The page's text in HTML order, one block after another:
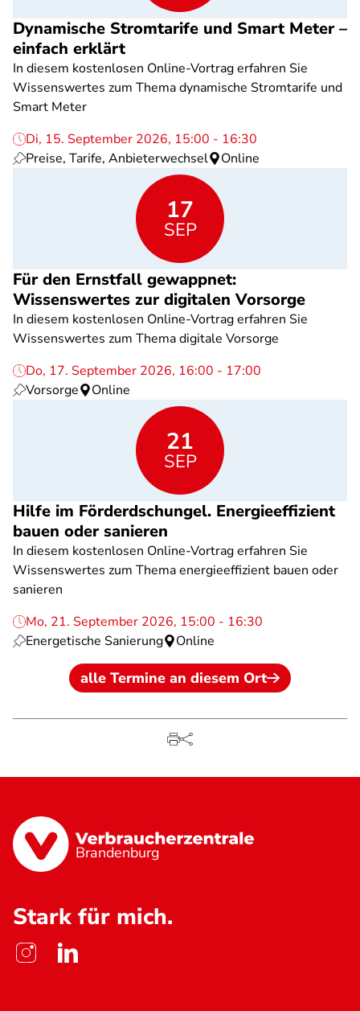
Dynamische Stromtarife und Smart Meter –
einfach erklärt
In diesem kostenlosen Online-Vortrag erfahren Sie
Wissenswertes zum Thema dynamische Stromtarife und
Smart Meter
Di, 15. September 2026, 15:00 - 16:30
Preise, Tarife, Anbieterwechsel
Online
17
SEP
Für den Ernstfall gewappnet:
Wissenswertes zur digitalen Vorsorge
In diesem kostenlosen Online-Vortrag erfahren Sie
Wissenswertes zum Thema digitale Vorsorge
Do, 17. September 2026, 16:00 - 17:00
Vorsorge
Online
21
SEP
Hilfe im Förderdschungel. Energieeffizient
bauen oder sanieren
In diesem kostenlosen Online-Vortrag erfahren Sie
Wissenswertes zum Thema energieeffizient bauen oder
sanieren
Mo, 21. September 2026, 15:00 - 16:30
Energetische Sanierung
Online
alle Termine an diesem Ort
Brandenburg
Stark für mich.